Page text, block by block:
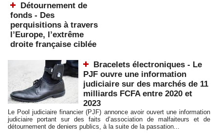
Détournement de
fonds - Des
perquisitions à travers
l’Europe, l’extrême
droite française ciblée
Bracelets électroniques - Le
PJF ouvre une information
judiciaire sur des marchés de 11
milliards FCFA entre 2020 et
2023
Le Pool judiciaire financier (PJF) annonce avoir ouvert une information
judiciaire portant sur des faits d’association de malfaiteurs et de
détournement de deniers publics, à la suite de la passation...